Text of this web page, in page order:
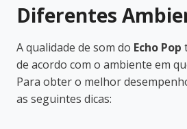
Diferentes
A qualidade de som do Echo Pop
de acordo com o ambiente em
Para obter o melhor
as seguintes dicas: